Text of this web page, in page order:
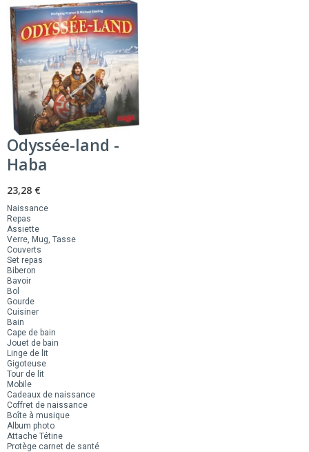
Odyssée-land -
Haba
23,28 €
Naissance
Repas
Assiette
Verre, Mug, Tasse
Couverts
Set repas
Biberon
Bavoir
Bol
Gourde
Cuisiner
Bain
Cape de bain
Jouet de bain
Linge de lit
Gigoteuse
Tour de lit
Mobile
Cadeaux de naissance
Coffret de naissance
Boîte à musique
Album photo
Attache Tétine
Protège carnet de santé